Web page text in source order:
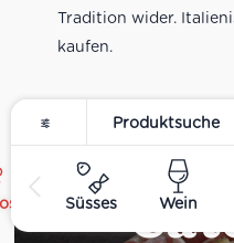
Süsses Wein
Tradition wider.
kaufen.